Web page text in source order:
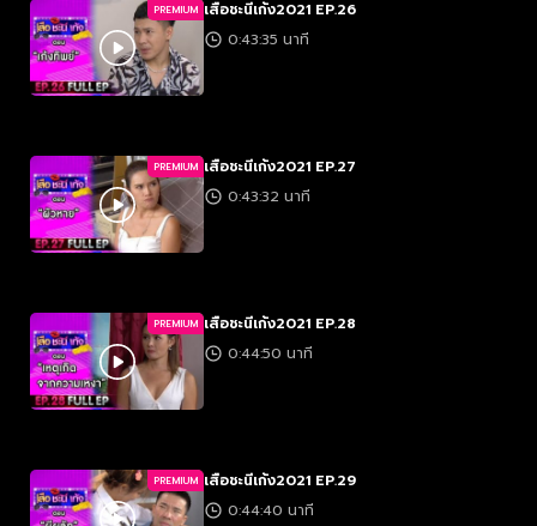
PREMIUM เสือชะนีเก้ง2021 EP.26
0:43:35 นาที
PREMIUM เสือชะนีเก้ง2021 EP.27
0:43:32 นาที
PREMIUM เสือชะนีเก้ง2021 EP.28
0:44:50 นาที
PREMIUM เสือชะนีเก้ง2021 EP.29
0:44:40 นาที